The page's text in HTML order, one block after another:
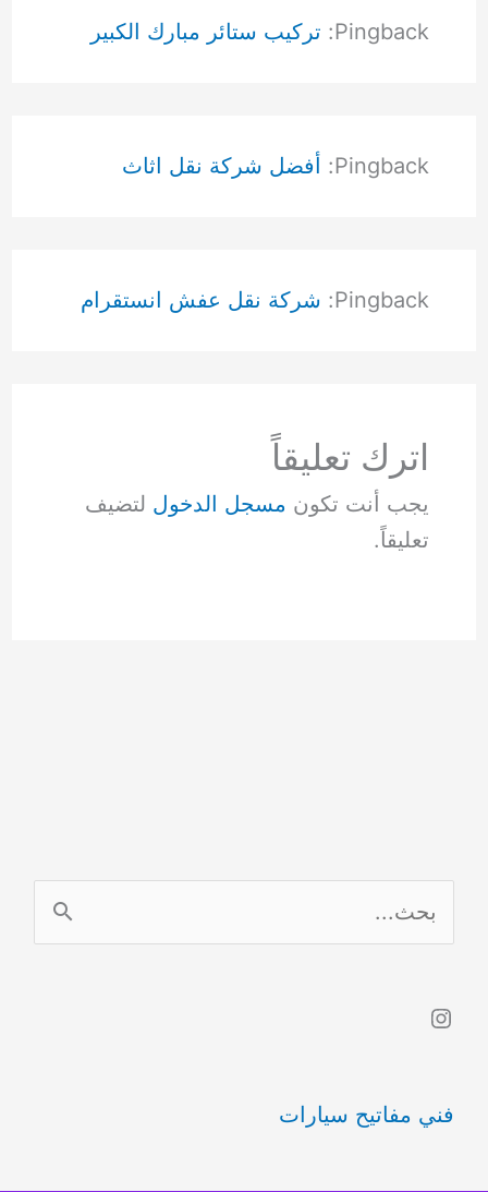
Pingback: تركيب ستائر مبارك الكبير
Pingback: أفضل شركة نقل اثاث
Pingback: شركة نقل عفش انستقرام
اترك تعليقاً
يجب أنت تكون مسجل الدخول لتضيف
تعليقاً.
ل
ح
ع
Instagram
فني مفاتيح سيارات